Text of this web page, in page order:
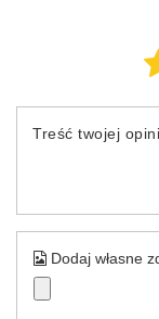
Treść twojej
Dodaj własne